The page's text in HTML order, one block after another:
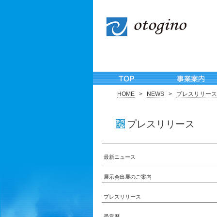
HOME > NEWS > プレスリリース
プレスリリース
最新ニュース
展示会出展のご案内
プレスリリース